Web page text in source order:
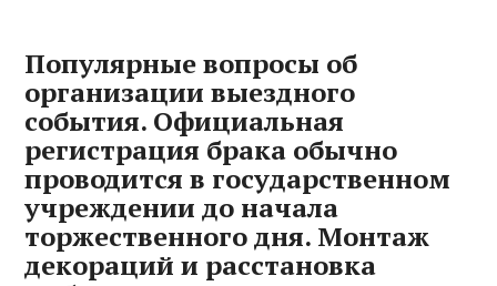
Популярные вопросы об
организации выездного
события. Официальная
регистрация брака обычно
проводится в государственном
учреждении до начала
торжественного дня. Монтаж
декораций и расстановка